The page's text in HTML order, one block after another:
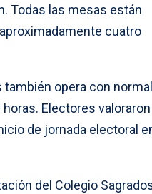
Todas las mesas están
cuatro
también opera con
Electores
de jornada electoral
del Colegio